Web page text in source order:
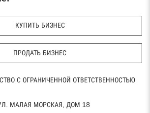
КУПИТЬ БИЗНЕС
ПРОДАТЬ БИЗНЕС
С ОГРАНИЧЕННОЙ ОТВЕТСТВЕННОСТЬЮ
МАЛАЯ МОРСКАЯ, ДОМ 18